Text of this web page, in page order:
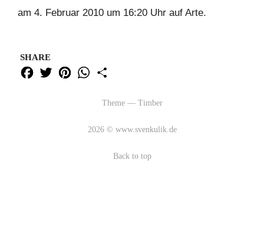
am 4. Februar 2010 um 16:20 Uhr auf Arte.
SHARE
Fac
ebo
Twi
tter
Pint
eres
Wh
ats
Theme — Timber
2026 © www.svenkulik.de
Back to top